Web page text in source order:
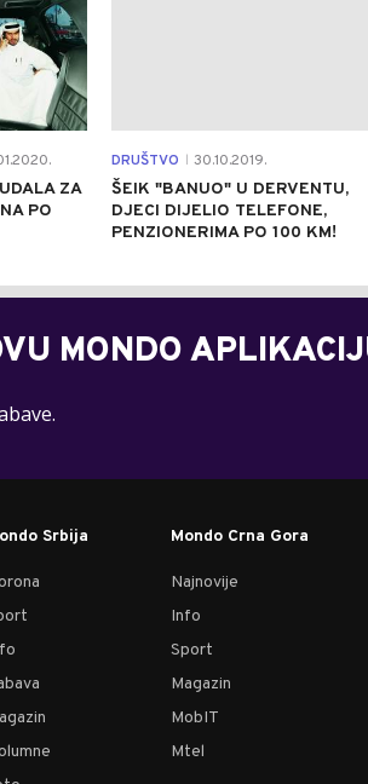
ZA
PO
DRUŠTVO 30.10.2019.
ŠEIK "BANUO" U DERVENTU,
DJECI DIJELIO TELEFONE,
PENZIONERIMA PO 100 KM!
MONDO
Srbija Mondo Crna Gora
Najnovije
Info
Sport
Magazin
MobIT
Mtel